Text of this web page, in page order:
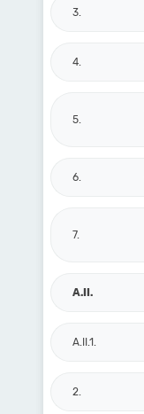
3.
4.
5.
6.
7.
A.II.
A.II.1.
2.